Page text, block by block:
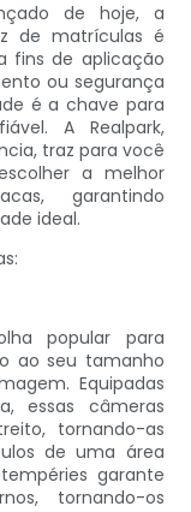
de hoje, a
de matrículas é
fins de aplicação
ou segurança
é a chave para
A Realpark,
traz para você
a melhor
garantindo
ideal.
popular para
ao seu tamanho
Equipadas
essas câmeras
tornando-as
de uma área
garante
tornando-os